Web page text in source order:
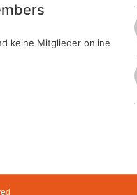
keine Mitglieder online